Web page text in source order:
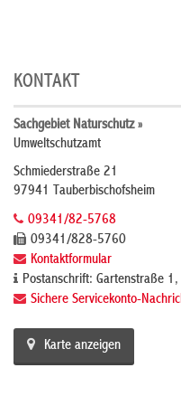
KONTAKT
Sachgebiet Naturschutz »
Umweltschutzamt
Schmiederstraße 21
97941 Tauberbischofsheim
09341/82-5768
09341/828-5760
Kontaktformular
Postanschrift: Gartenstraße
Sichere Servicekonto-
Karte anzeigen